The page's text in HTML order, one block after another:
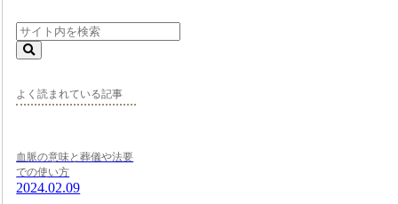
よく読まれている記事
血脈の意味と葬儀や法要
での使い方
2024.02.09